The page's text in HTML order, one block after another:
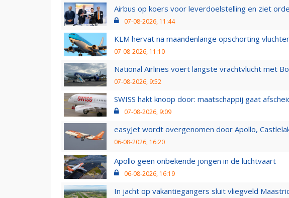
Airbus op koers voor leverdoelstelling en ziet
07-08-2026, 11:44
KLM hervat na maandenlange opschorting
07-08-2026, 11:10
National Airlines voert langste vrachtvlucht met
07-08-2026, 9:52
SWISS hakt knoop door: maatschappij gaat
07-08-2026, 9:09
easyJet wordt overgenomen door Apollo,
06-08-2026, 16:20
Apollo geen onbekende jongen in de luchtvaart
06-08-2026, 16:19
In jacht op vakantiegangers sluit vliegveld